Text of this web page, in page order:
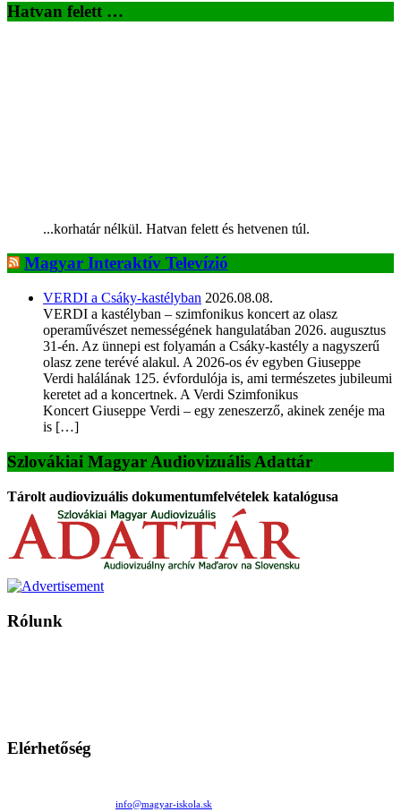
Hatvan felett …
...korhatár nélkül. Hatvan felett és hetvenen túl.
Magyar Interaktív Televízió
VERDI a Csáky-kastélyban 2026.08.08.
VERDI a kastélyban – szimfonikus koncert az olasz
operaművészet nemességének hangulatában 2026. augusztus
31-én. Az ünnepi est folyamán a Csáky-kastély a nagyszerű
olasz zene terévé alakul. A 2026-os év egyben Giuseppe
Verdi halálának 125. évfordulója is, ami természetes jubileumi
keretet ad a koncertnek. A Verdi Szimfonikus
Koncert Giuseppe Verdi – egy zeneszerző, akinek zenéje ma
is […]
Szlovákiai Magyar Audiovizuális Adattár
Tárolt audiovizuális dokumentumfelvételek katalógusa
Rólunk
Elérhetőség
info@magyar-iskola.sk